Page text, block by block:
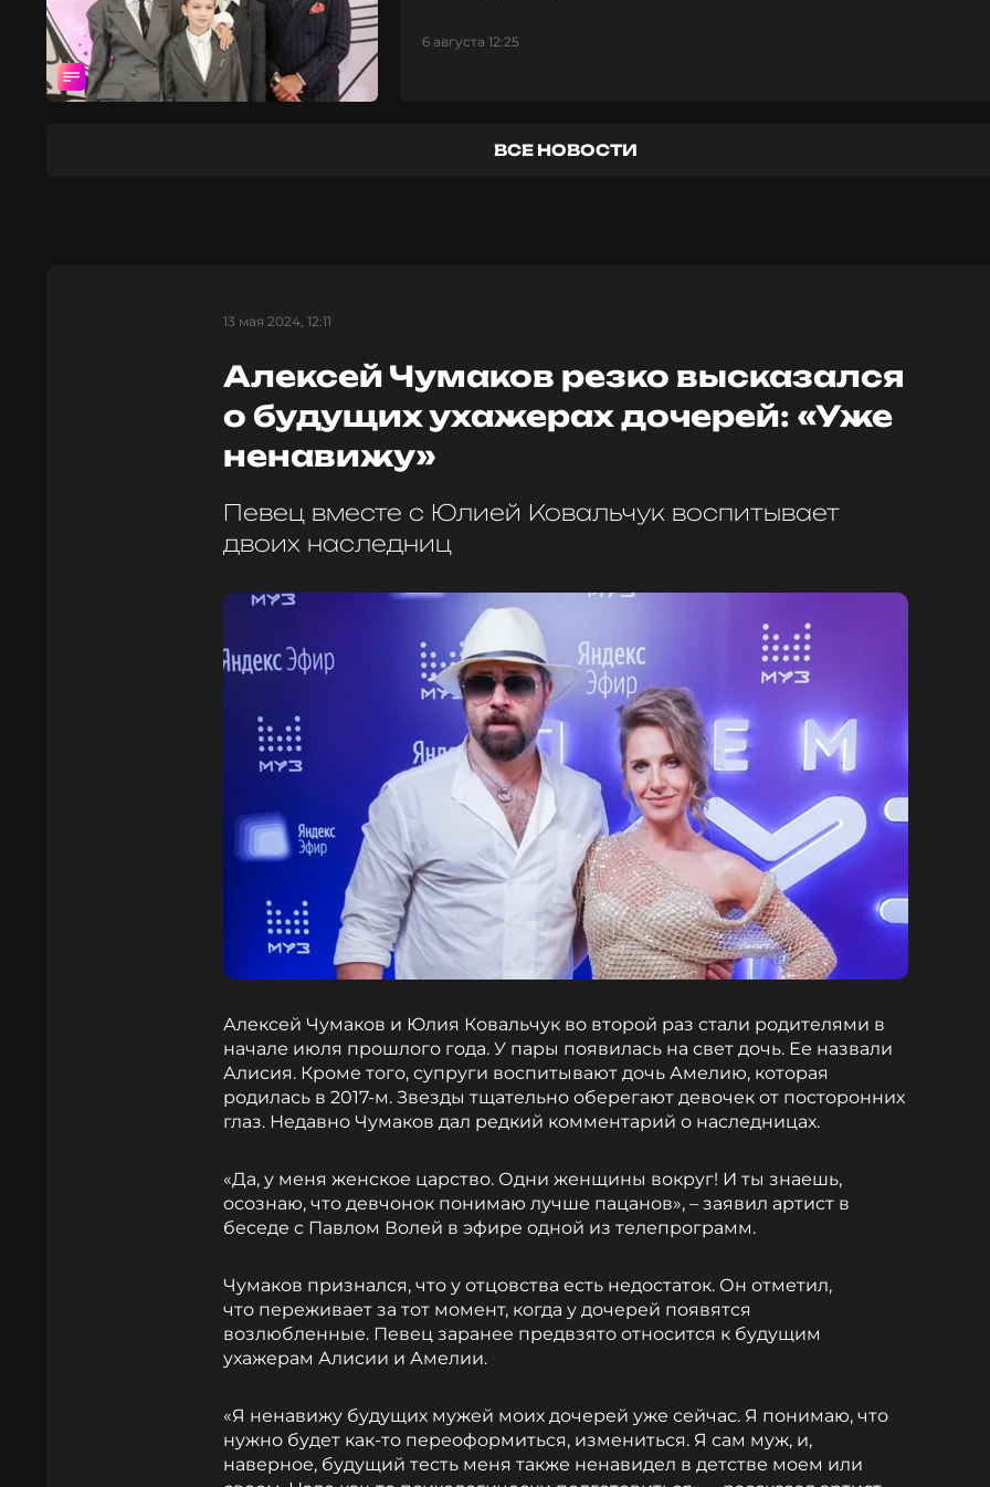
6 августа 12:25
ВСЕ НОВОСТИ
13 мая 2024, 12:11
Алексей Чумаков резко высказался
о будущих ухажерах дочерей: «Уже
ненавижу»
Певец вместе с Юлией Ковальчук воспитывает
двоих наследниц
Алексей Чумаков и Юлия Ковальчук во второй раз стали родителями в
начале июля прошлого года. У пары появилась на свет дочь. Ее назвали
Алисия. Кроме того, супруги воспитывают дочь Амелию, которая
родилась в 2017-м. Звезды тщательно оберегают девочек от посторонних
глаз. Недавно Чумаков дал редкий комментарий о наследницах.
«Да, у меня женское царство. Одни женщины вокруг! И ты знаешь,
осознаю, что девчонок понимаю лучше пацанов», – заявил артист в
беседе с Павлом Волей в эфире одной из телепрограмм.
Чумаков признался, что у отцовства есть недостаток. Он отметил,
что переживает за тот момент, когда у дочерей появятся
возлюбленные. Певец заранее предвзято относится к будущим
ухажерам Алисии и Амелии.
«Я ненавижу будущих мужей моих дочерей уже сейчас. Я понимаю, что
нужно будет как-то переоформиться, измениться. Я сам муж, и,
наверное, будущий тесть меня также ненавидел в детстве моем или